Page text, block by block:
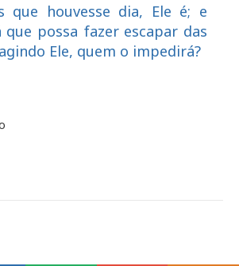
que houvesse dia, Ele é; e
que possa fazer escapar das
Ele, quem o impedirá?